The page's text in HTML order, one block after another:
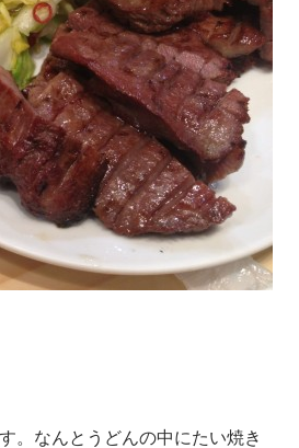
。なんとうどんの中にたい焼き